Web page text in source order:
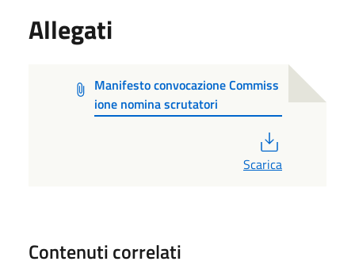
Allegati
Manifesto convocazione Commiss
ione nomina scrutatori
Scarica
Contenuti correlati